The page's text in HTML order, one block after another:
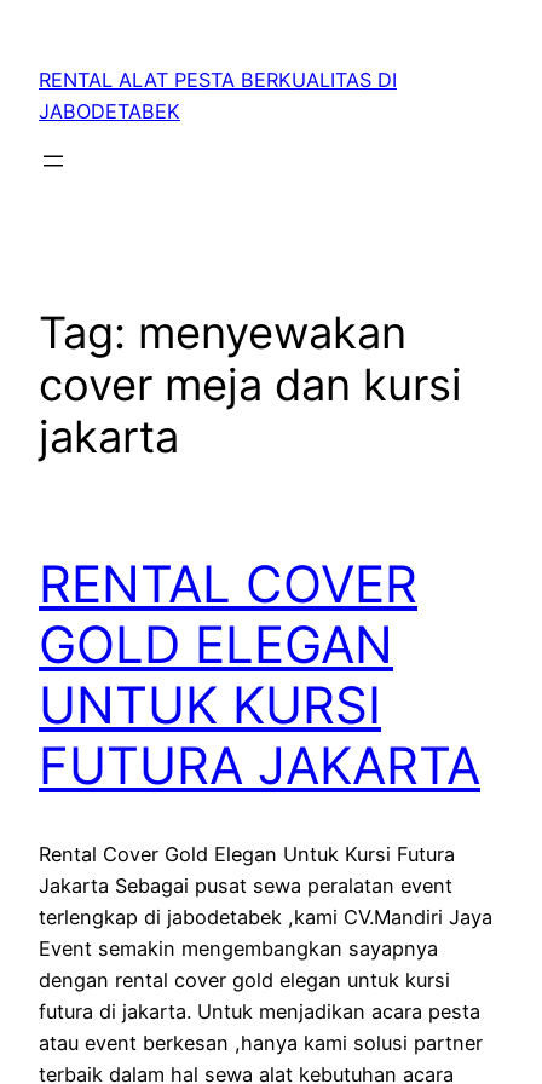
RENTAL ALAT PESTA BERKUALITAS DI
JABODETABEK
Tag: menyewakan
cover meja dan kursi
jakarta
RENTAL COVER
GOLD ELEGAN
UNTUK KURSI
FUTURA JAKARTA
Rental Cover Gold Elegan Untuk Kursi Futura
Jakarta Sebagai pusat sewa peralatan event
terlengkap di jabodetabek ,kami CV.Mandiri Jaya
Event semakin mengembangkan sayapnya
dengan rental cover gold elegan untuk kursi
futura di jakarta. Untuk menjadikan acara pesta
atau event berkesan ,hanya kami solusi partner
terbaik dalam hal sewa alat kebutuhan acara